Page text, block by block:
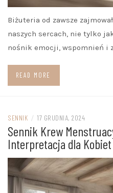
Biżuteria od zawsze
naszych sercach, nie tylko
nośnik emocji, wspomnień i
READ MORE
SENNIK / 17 GRUDNIA, 2024
Sennik Krew
Interpretacja dla Kobiet